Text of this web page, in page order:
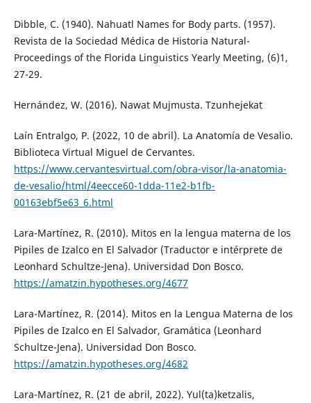
Dibble, C. (1940). Nahuatl Names for Body parts. (1957).
Revista de la Sociedad Médica de Historia Natural-
Proceedings of the Florida Linguistics Yearly Meeting, (6)1,
27-29.
Hernández, W. (2016). Nawat Mujmusta. Tzunhejekat
Laín Entralgo, P. (2022, 10 de abril). La Anatomía de Vesalio.
Biblioteca Virtual Miguel de Cervantes.
https://www.cervantesvirtual.com/obra-visor/la-anatomia-
de-vesalio/html/4eecce60-1dda-11e2-b1fb-
00163ebf5e63_6.html
Lara-Martínez, R. (2010). Mitos en la lengua materna de los
Pipiles de Izalco en El Salvador (Traductor e intérprete de
Leonhard Schultze-Jena). Universidad Don Bosco.
https://amatzin.hypotheses.org/4677
Lara-Martínez, R. (2014). Mitos en la Lengua Materna de los
Pipiles de Izalco en El Salvador, Gramática (Leonhard
Schultze-Jena). Universidad Don Bosco.
https://amatzin.hypotheses.org/4682
Lara-Martínez, R. (21 de abril, 2022). Yul(ta)ketzalis,